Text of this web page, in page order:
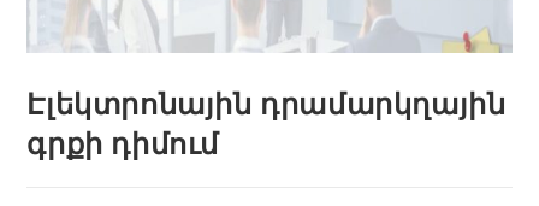
Էլեկտրոնային դրամարկղային
գրքի դիմում